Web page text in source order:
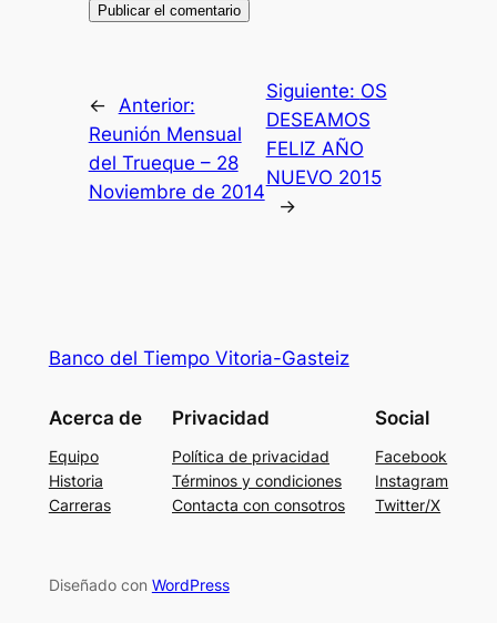
← Anterior:
Reunión Mensual
del Trueque – 28
Noviembre de 2014
Siguiente: OS
DESEAMOS
FELIZ AÑO
NUEVO 2015
→
Banco del Tiempo Vitoria-Gasteiz
Acerca de
Equipo
Historia
Carreras
Privacidad
Política de privacidad
Términos y condiciones
Contacta con consotros
Social
Facebook
Instagram
Twitter/X
Diseñado con WordPress